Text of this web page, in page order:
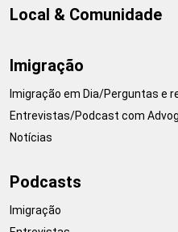
Local & Comunidade
Imigração
Imigração em Dia/Perguntas e
Entrevistas/Podcast com
Notícias
Podcasts
Imigração